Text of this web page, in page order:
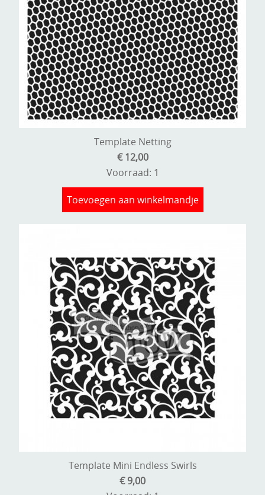
Template Netting
€ 12,00
Voorraad: 1
Toevoegen aan winkelmandje
Template Mini Endless Swirls
€ 9,00